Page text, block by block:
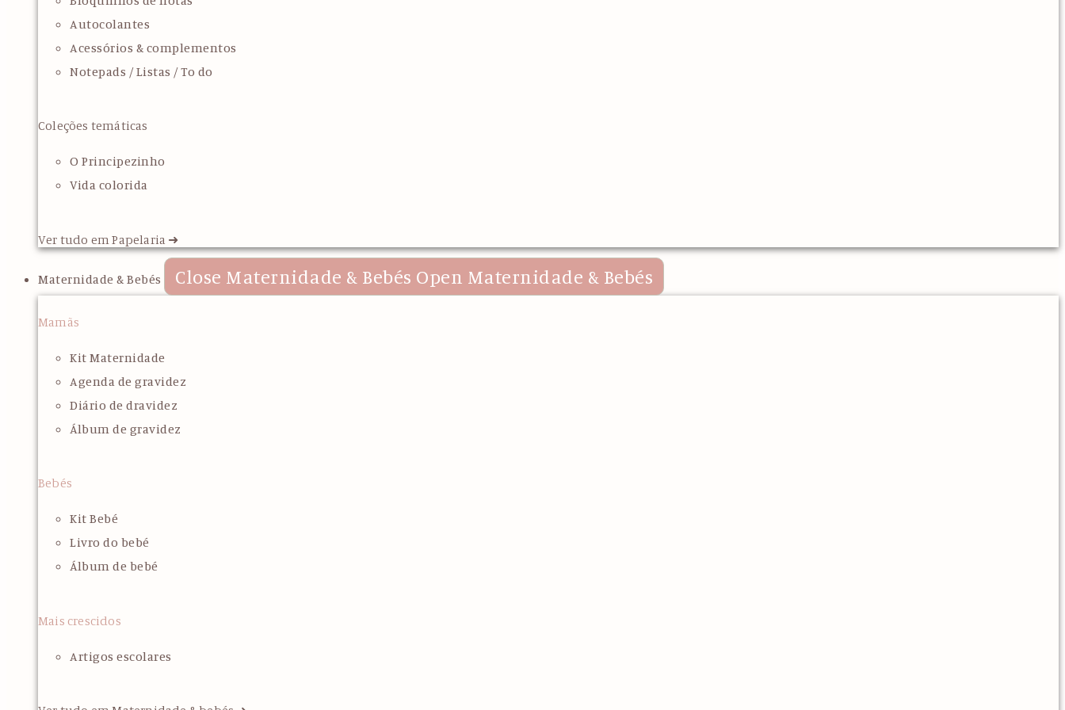
Autocolantes
Acessórios & complementos
Notepads / Listas / To do
Coleções temáticas
O Principezinho
Vida colorida
Ver tudo em Papelaria ➜
Maternidade & Bebés Close Maternidade & Bebés Open Maternidade & Bebés
Mamãs
Kit Maternidade
Agenda de gravidez
Diário de dravidez
Álbum de gravidez
Bebés
Kit Bebé
Livro do bebé
Álbum de bebé
Mais crescidos
Artigos escolares